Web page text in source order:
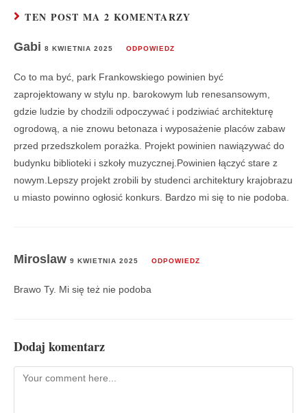
TEN POST MA 2 KOMENTARZY
Gabi 8 KWIETNIA 2025 ODPOWIEDZ
Co to ma być, park Frankowskiego powinien być
zaprojektowany w stylu np. barokowym lub renesansowym,
gdzie ludzie by chodzili odpoczywać i podziwiać architekturę
ogrodową, a nie znowu betonaza i wyposażenie placów zabaw
przed przedszkolem porażka. Projekt powinien nawiązywać do
budynku biblioteki i szkoły muzycznej.Powinien łączyć stare z
nowym.Lepszy projekt zrobili by studenci architektury krajobrazu
u miasto powinno ogłosić konkurs. Bardzo mi się to nie podoba.
Miroslaw 9 KWIETNIA 2025 ODPOWIEDZ
Brawo Ty. Mi się też nie podoba
Dodaj komentarz